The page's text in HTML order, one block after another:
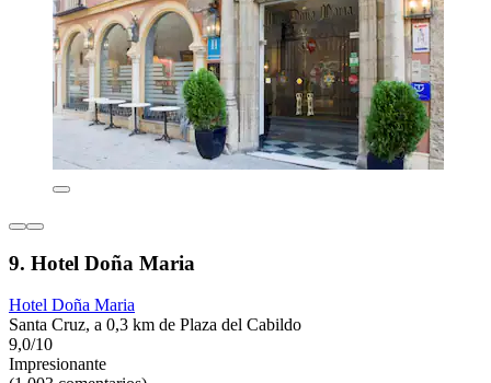
9. Hotel Doña Maria
Hotel Doña Maria
Santa Cruz, a 0,3 km de Plaza del Cabildo
9,0/10
Impresionante